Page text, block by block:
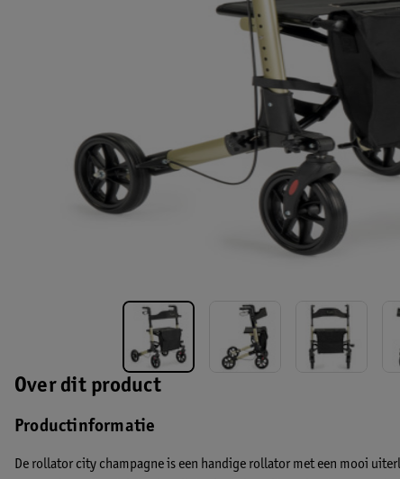
Over dit product
Productinformatie
De rollator city champagne is een handige rollator met een mooi